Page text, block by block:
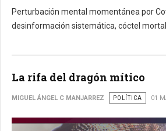
Perturbación mental momentánea por
desinformación sistemática, cóctel
La rifa del dragón mítico
MIGUEL ÁNGEL C MANJARREZ POLÍTICA 01